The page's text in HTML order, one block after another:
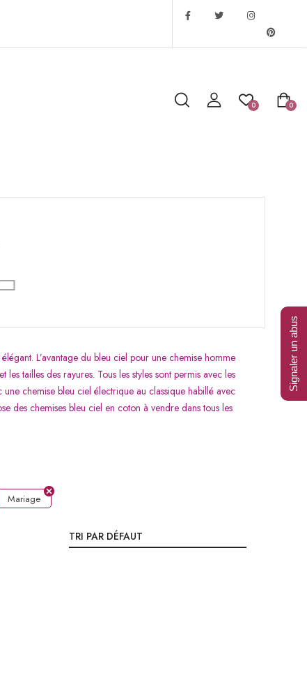
0
0
L’avantage du bleu ciel pour une chemise homme
tailles des rayures. Tous les styles sont permis avec les
chemise bleu ciel électrique au classique habillé avec
des chemises bleu ciel en coton à vendre dans tous les
Mariage
Signaler un abus